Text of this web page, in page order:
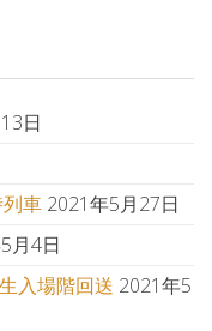
日
車 2021年5月27日
月4日
入場階回送 2021年5